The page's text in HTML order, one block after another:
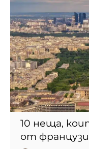
10 неща,
от